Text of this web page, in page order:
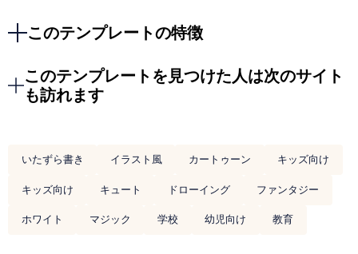
このテンプレートの特徴
このテンプレートを見つけた人は次のサイト
も訪れます
いたずら書き イラスト風 カートゥーン
キッズ向け
キッズ向け
キュート ドローイング
ファンタジー
ホワイト
マジック 学校 幼児向け 教育